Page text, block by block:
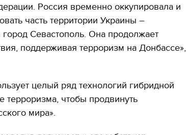
Россия временно оккупировала и
часть территории Украины –
Севастополь. Она продолжает
поддерживая терроризм на Донбассе»,
целый ряд технологий гибридной
чтобы продвинуть
мира».